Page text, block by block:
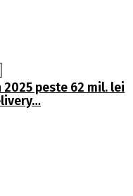
peste 62 mil. lei